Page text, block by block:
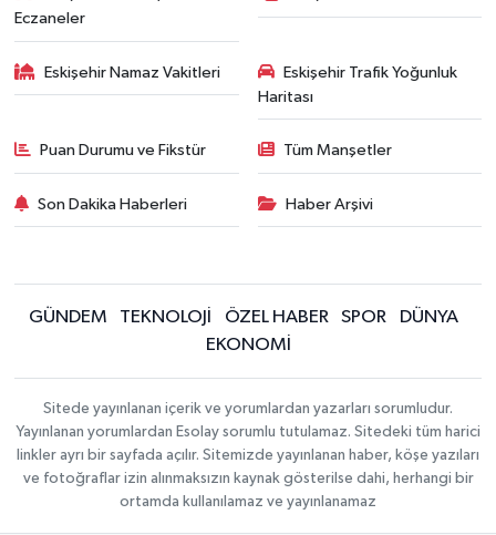
Eczaneler
Eskişehir Namaz Vakitleri
Eskişehir Trafik Yoğunluk
Haritası
Puan Durumu ve Fikstür Tüm Manşetler
Son Dakika Haberleri Haber Arşivi
GÜNDEM TEKNOLOJİ ÖZEL HABER SPOR
DÜNYA
EKONOMİ
Sitede yayınlanan içerik ve yorumlardan yazarları sorumludur.
Yayınlanan yorumlardan Esolay sorumlu tutulamaz. Sitedeki tüm harici
linkler ayrı bir sayfada açılır. Sitemizde yayınlanan haber, köşe yazıları
ve fotoğraflar izin alınmaksızın kaynak gösterilse dahi, herhangi bir
ortamda kullanılamaz ve yayınlanamaz